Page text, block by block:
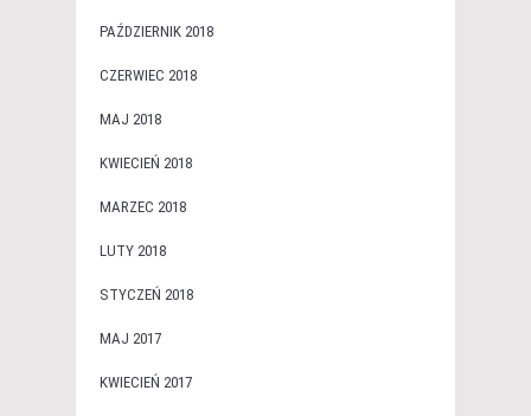
PAŹDZIERNIK 2018
CZERWIEC 2018
MAJ 2018
KWIECIEŃ 2018
MARZEC 2018
LUTY 2018
STYCZEŃ 2018
MAJ 2017
KWIECIEŃ 2017